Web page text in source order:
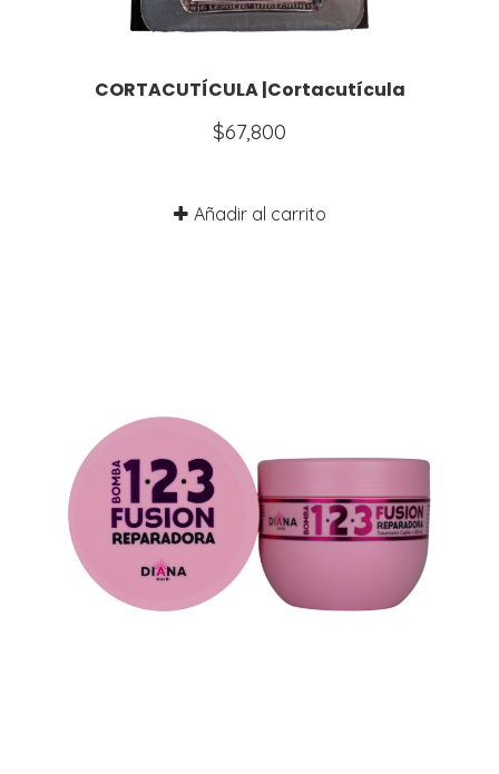
CORTACUTÍCULA |Cortacutícula
$67,800
Añadir al carrito